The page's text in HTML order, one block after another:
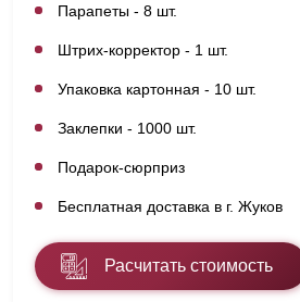
Парапеты - 8 шт.
Штрих-корректор - 1 шт.
Упаковка картонная - 10 шт.
Заклепки - 1000 шт.
Подарок-сюрприз
Бесплатная доставка в г. Жуков
Расчитать стоимость